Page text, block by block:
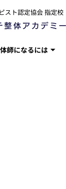
スト認定協会 指定校
師になるには